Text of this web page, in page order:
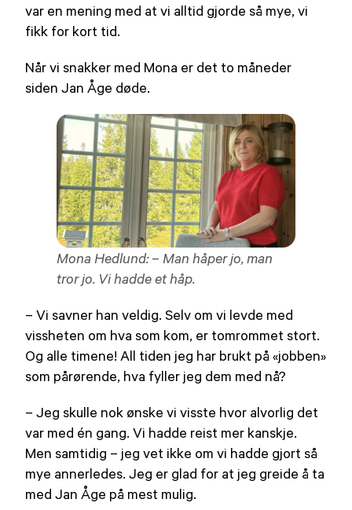
var en mening med at vi alltid gjorde så mye, vi
fikk for kort tid.
Når vi snakker med Mona er det to måneder
siden Jan Åge døde.
Mona Hedlund: – Man håper jo, man
tror jo. Vi hadde et håp.
– Vi savner han veldig. Selv om vi levde med
vissheten om hva som kom, er tomrommet stort.
Og alle timene! All tiden jeg har brukt på «jobben»
som pårørende, hva fyller jeg dem med nå?
– Jeg skulle nok ønske vi visste hvor alvorlig det
var med én gang. Vi hadde reist mer kanskje.
Men samtidig – jeg vet ikke om vi hadde gjort så
mye annerledes. Jeg er glad for at jeg greide å ta
med Jan Åge på mest mulig.